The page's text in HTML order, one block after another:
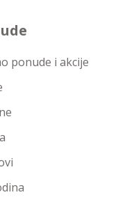
ponude i akcije